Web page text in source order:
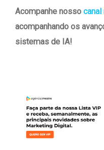
Acompanhe nosso canal
acompanhando os
sistemas de IA!